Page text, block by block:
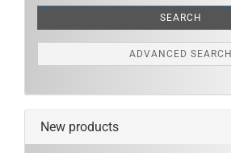
SEARCH
ADVANCED SEARCH
New products